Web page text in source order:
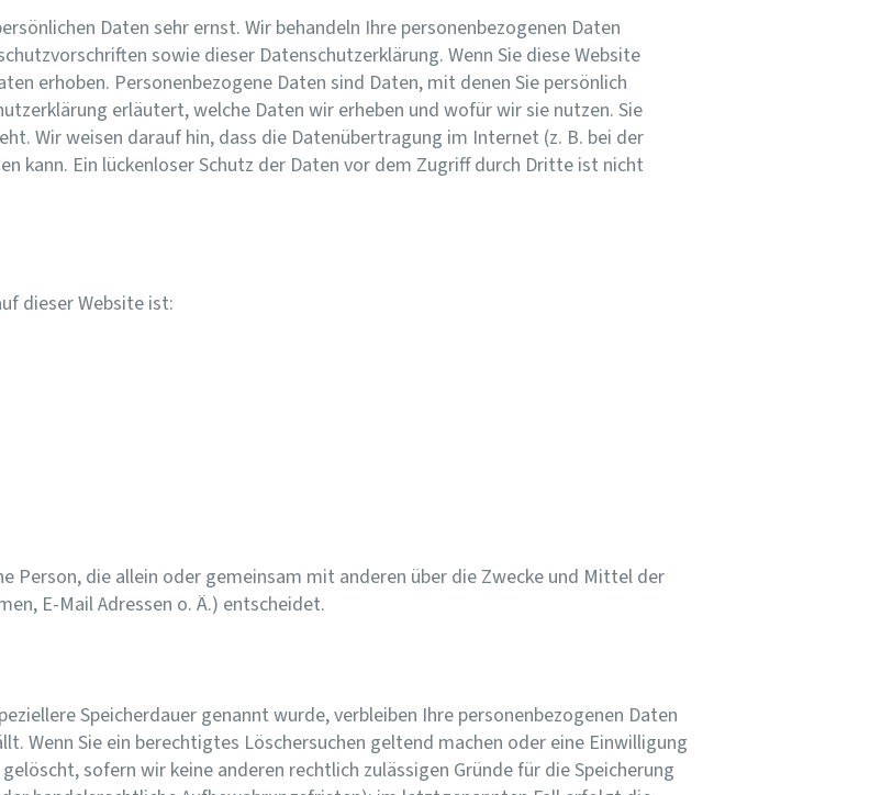
Daten sehr ernst. Wir behandeln Ihre personenbezogenen Daten
sowie dieser Datenschutzerklärung. Wenn Sie diese Website
erhoben. Personenbezogene Daten sind Daten, mit denen Sie persönlich
erläutert, welche Daten wir erheben und wofür wir sie nutzen. Sie
Wir weisen darauf hin, dass die Datenübertragung im Internet (z. B. bei der
kann. Ein lückenloser Schutz der Daten vor dem Zugriff durch Dritte ist nicht
dieser Website ist:
Person, die allein oder gemeinsam mit anderen über die Zwecke und Mittel der
E-Mail Adressen o. Ä.) entscheidet.
Speicherdauer genannt wurde, verbleiben Ihre personenbezogenen Daten
Wenn Sie ein berechtigtes Löschersuchen geltend machen oder eine Einwilligung
sofern wir keine anderen rechtlich zulässigen Gründe für die Speicherung